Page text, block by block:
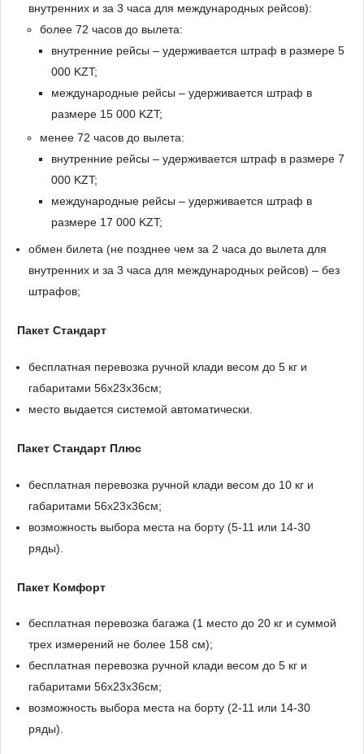
внутренних и за 3 часа для международных рейсов):
более 72 часов до вылета:
внутренние рейсы – удерживается штраф в размере 5
000 KZT;
международные рейсы – удерживается штраф в
размере 15 000 KZT;
менее 72 часов до вылета:
внутренние рейсы – удерживается штраф в размере 7
000 KZT;
международные рейсы – удерживается штраф в
размере 17 000 KZT;
обмен билета (не позднее чем за 2 часа до вылета для
внутренних и за 3 часа для международных рейсов) – без
штрафов;
Пакет Стандарт
бесплатная перевозка ручной клади весом до 5 кг и
габаритами 56x23x36см;
место выдается системой автоматически.
Пакет Стандарт Плюс
бесплатная перевозка ручной клади весом до 10 кг и
габаритами 56x23x36см;
возможность выбора места на борту (5-11 или 14-30
ряды).
Пакет Комфорт
бесплатная перевозка багажа (1 место до 20 кг и суммой
трех измерений не более 158 см);
бесплатная перевозка ручной клади весом до 5 кг и
габаритами 56x23x36см;
возможность выбора места на борту (2-11 или 14-30
ряды).